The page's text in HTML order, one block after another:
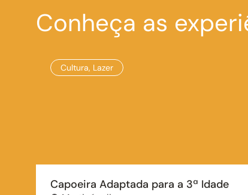
Conheça as
Cultura, Lazer
Capoeira Adaptada para a 3ª Idade